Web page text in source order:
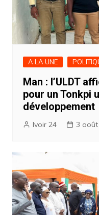
A LA UNE
Man : l’ULDT
pour un Tonkpi
développement
Ivoir 24 3